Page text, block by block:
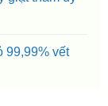
99,99% vết